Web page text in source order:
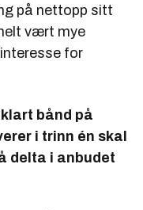
på nettopp sitt
vært mye
for
bånd på
i trinn én skal
delta i anbudet